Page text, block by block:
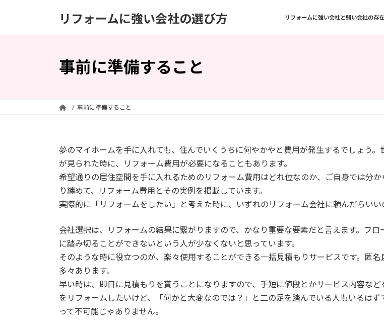
リフォームに強い会社の選び方 リフォームに強い会社と弱い会社の存在
事前に準備すること
事前に準備すること
夢のマイホームを手に入れても、住んでいくうちに何やかやと費用が発生するでしょう
が見られた時に、リフォーム費用が必要になることもあります。
希望通りの居住空間を手に入れるためのリフォーム費用はどれ位なのか、ご自身では分
り纏めて、リフォーム費用とその実例を掲載しています。
実際的に「リフォームをしたい」と考えた時に、いずれのリフォーム会社に頼んだらい
会社選択は、リフォームの結果に繋がりますので、かなり重要な要素だと言えます。フ
に踏み切ることができないという人が少なくないと思っています。
そのような時に役立つのが、楽々使用することができる一括見積もりサービスです。匿
多々あります。
早い時は、即日に見積もりを貰うことになりますので、手短に値段とかサービス内容な
をリフォームしたいけど、「何かと大変なのでは？」と二の足を踏んでいる人もいるは
って不可能じゃありません。